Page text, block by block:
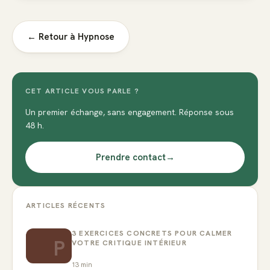
← Retour à Hypnose
CET ARTICLE VOUS PARLE ?
Un premier échange, sans engagement. Réponse sous
48 h.
Prendre contact→
ARTICLES RÉCENTS
P
3 EXERCICES CONCRETS POUR CALMER
VOTRE CRITIQUE INTÉRIEUR
13 min